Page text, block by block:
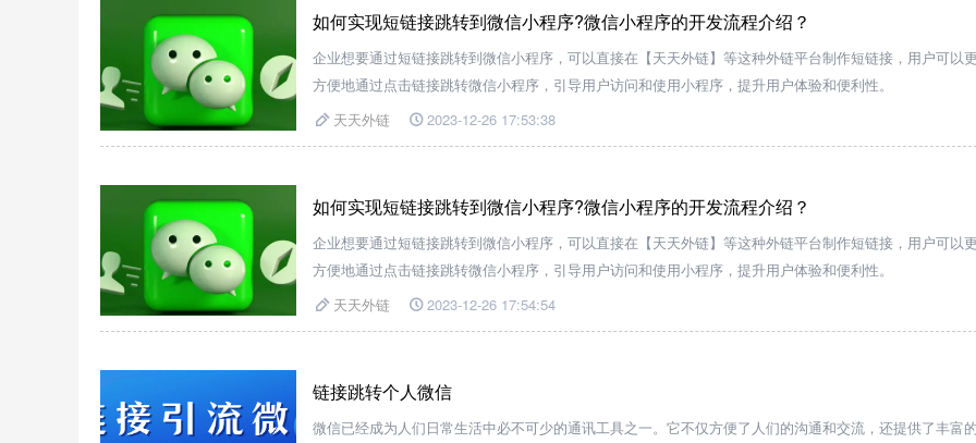
如何实现短链接跳转到微信小程序?微信小程序的开发流程介绍？
企业想要通过短链接跳转到微信小程序，可以直接在【天天外链】等这种外链平台制作短链接，用户可以
方便地通过点击链接跳转微信小程序，引导用户访问和使用小程序，提升用户体验和便利性。
天天外链
2023-12-26 17:53:38
如何实现短链接跳转到微信小程序?微信小程序的开发流程介绍？
企业想要通过短链接跳转到微信小程序，可以直接在【天天外链】等这种外链平台制作短链接，用户可以
方便地通过点击链接跳转微信小程序，引导用户访问和使用小程序，提升用户体验和便利性。
天天外链
2023-12-26 17:54:54
链接跳转个人微信
微信已经成为人们日常生活中必不可少的通讯工具之一。它不仅方便了人们的沟通和交流，还提供了丰富